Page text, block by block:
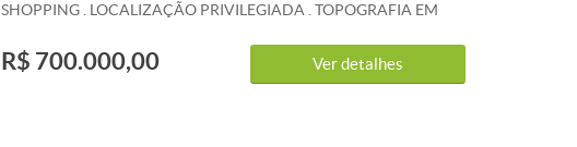
SHOPPING . LOCALIZAÇÃO PRIVILEGIADA . TOPOGRAFIA EM
R$ 700.000,00 Ver detalhes